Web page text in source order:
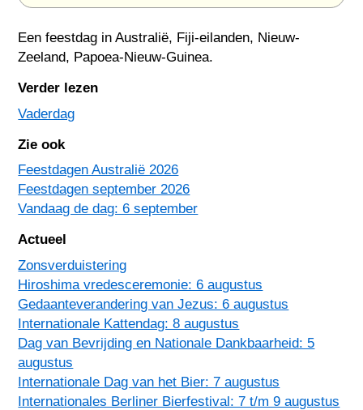
Een feestdag inAustralië, Fiji-eilanden, Nieuw-
Zeeland, Papoea-Nieuw-Guinea.
Verder lezen
Vaderdag
Zie ook
Feestdagen Australië 2026
Feestdagen september 2026
Vandaag de dag: 6 september
Actueel
Zonsverduistering
Hiroshima vredesceremonie: 6 augustus
Gedaanteverandering van Jezus: 6 augustus
Internationale Kattendag: 8 augustus
Dag van Bevrijding en Nationale Dankbaarheid: 5
augustus
Internationale Dag van het Bier: 7 augustus
Internationales Berliner Bierfestival: 7 t/m 9 augustus